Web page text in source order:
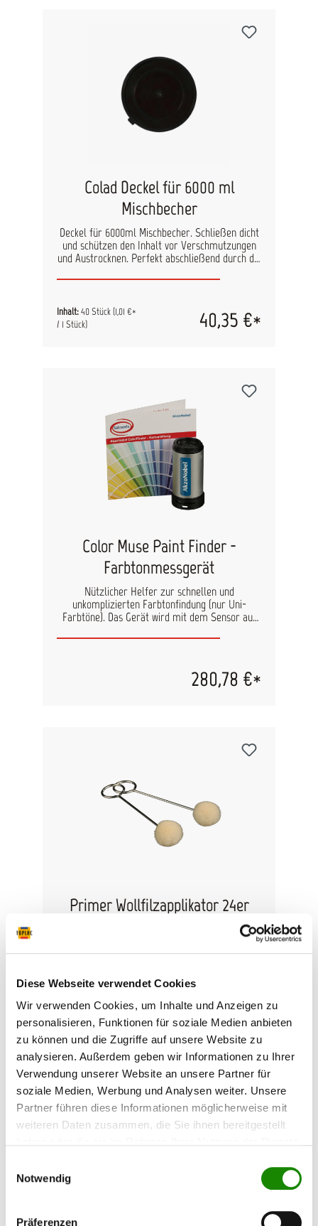
Diese Webseite verwendet Cookies
Wir verwenden Cookies, um Inhalte und Anzeigen zu
personalisieren, Funktionen für soziale Medien anbieten
zu können und die Zugriffe auf unsere Website zu
analysieren. Außerdem geben wir Informationen zu Ihrer
Verwendung unserer Website an unsere Partner für
soziale Medien, Werbung und Analysen weiter. Unsere
Partner führen diese Informationen möglicherweise mit
weiteren Daten zusammen, die Sie ihnen bereitgestellt
Notwendig
Präferenzen
für die einmalige Nutzung vorgesehen und lässt
sich bei Bedarf mit einem separat erhältlichen
Deckel verschließen, um Lackreste zuverlässig
vor Staub und Schmutz zu schützen. Vorteile
auf einen Blick: Robuster Einwegbecher für bis
zu 6 Liter Inhalt Mischungsverhältnisse 2:1, 3:1,
4:1, 5:1 aufgedruckt Zusätzliche
Verdünnungsskala von 5?% bis 30?% Saubere,
glatte Oberfläche Millimeter-Einteilung für
Colad Deckel für 6000 ml
Mischbecher
Deckel für 6000ml Mischbecher. Schließen dicht
und schützen den Inhalt vor Verschmutzungen
und Austrocknen. Perfekt abschließend durch die
Inhalt:40 Stück(1,01 €*
/ 1 Stück)
40,35 €*
Color Muse Paint Finder -
Farbtonmessgerät
Nützlicher Helfer zur schnellen und
unkomplizierten Farbtonfindung (nur Uni-
Farbtöne). Das Gerät wird mit dem Sensor auf
App via Bluetooth zum Messen aktiviert. Die
in der App. Es werden Farbcodes verschiedener
Farbsysteme (z.B. RAL, NCS, Pantone)
Bewertungssystem (1-3 Sterne) angegeben. Das
Gerät kann auf diversen Oberflächen Farbtöne
auf glatten Oberflächen erzielt. Farbtöne
können in verschiedenen „Farb-Paletten“
gespeichert werden und können so schnell
wiedergefunden werden. Dies ist besonders
praktisch bei der Verwendung wiederkehrender
Farben bei bestimmten Projekten. Das
280,78 €*
Primer Wollfilzapplikator 24er
Wollfilzapplikator zum Auftragen von Sika
Inhalt: 24 Stück(1,14 €*
/ 1 Stück)
27,27 €*